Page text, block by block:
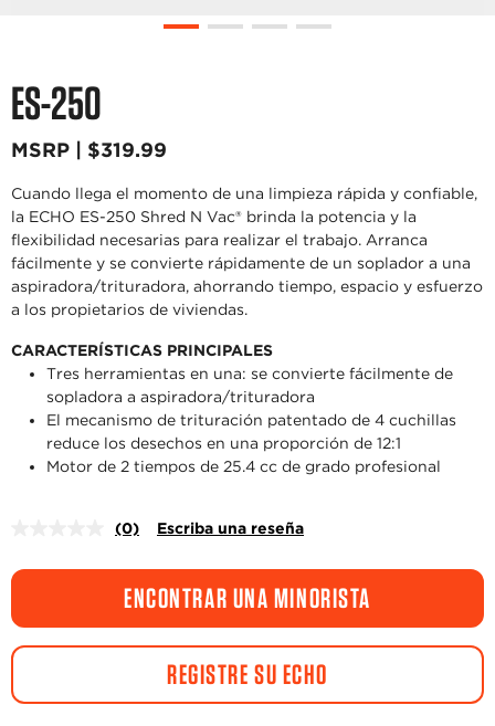
ES-250
MSRP | $319.99
Cuando llega el momento de una limpieza rápida y confiable,
la ECHO ES-250 Shred N Vac® brinda la potencia y la
flexibilidad necesarias para realizar el trabajo. Arranca
fácilmente y se convierte rápidamente de un soplador a una
aspiradora/trituradora, ahorrando tiempo, espacio y esfuerzo
a los propietarios de viviendas.
CARACTERÍSTICAS PRINCIPALES
Tres herramientas en una: se convierte fácilmente de
sopladora a aspiradora/trituradora
El mecanismo de trituración patentado de 4 cuchillas
reduce los desechos en una proporción de 12:1
Motor de 2 tiempos de 25.4 cc de grado profesional
Sin
Enlace
en
la
misma
página.
(0) Escriba una reseña
ENCONTRAR UNA MINORISTA
REGISTRE SU ECHO